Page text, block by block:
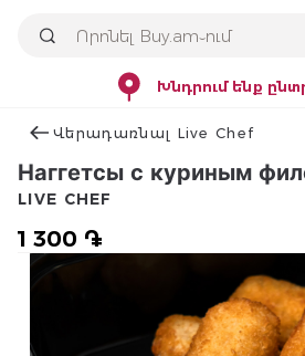
Խնդրում ենք
Վերադառնալ Live Chef
Наггетсы с куриным
1 300 ֏
LIVE CHEF